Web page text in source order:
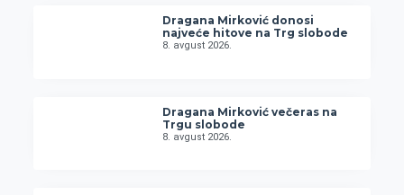
Dragana Mirković donosi
najveće hitove na Trg slobode
8. avgust 2026.
Dragana Mirković večeras na
Trgu slobode
8. avgust 2026.